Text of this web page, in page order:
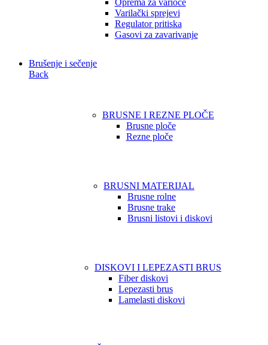
Varilački sprejevi
Regulator pritiska
Gasovi za zavarivanje
Brušenje i sečenje
Back
BRUSNE I REZNE PLOČE
Brusne ploče
Rezne ploče
BRUSNI MATERIJAL
Brusne rolne
Brusne trake
Brusni listovi i diskovi
DISKOVI I LEPEZASTI BRUS
Fiber diskovi
Lepezasti brus
Lamelasti diskovi